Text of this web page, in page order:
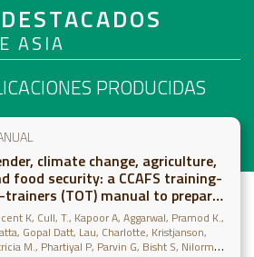
ASIA
PRODUCIDAS
climate change, agriculture,
food security: a CCAFS training-
(TOT) manual to prepare
Asian rural women to adapt to
change (Hindi Summary)
K Cull, T. Kapoor A Aggarwal, Pramod K.
Gopal Datt Lau, Charlotte Kristjanson,
M. Phartiyal P Parvin G Bisht S Nilormee